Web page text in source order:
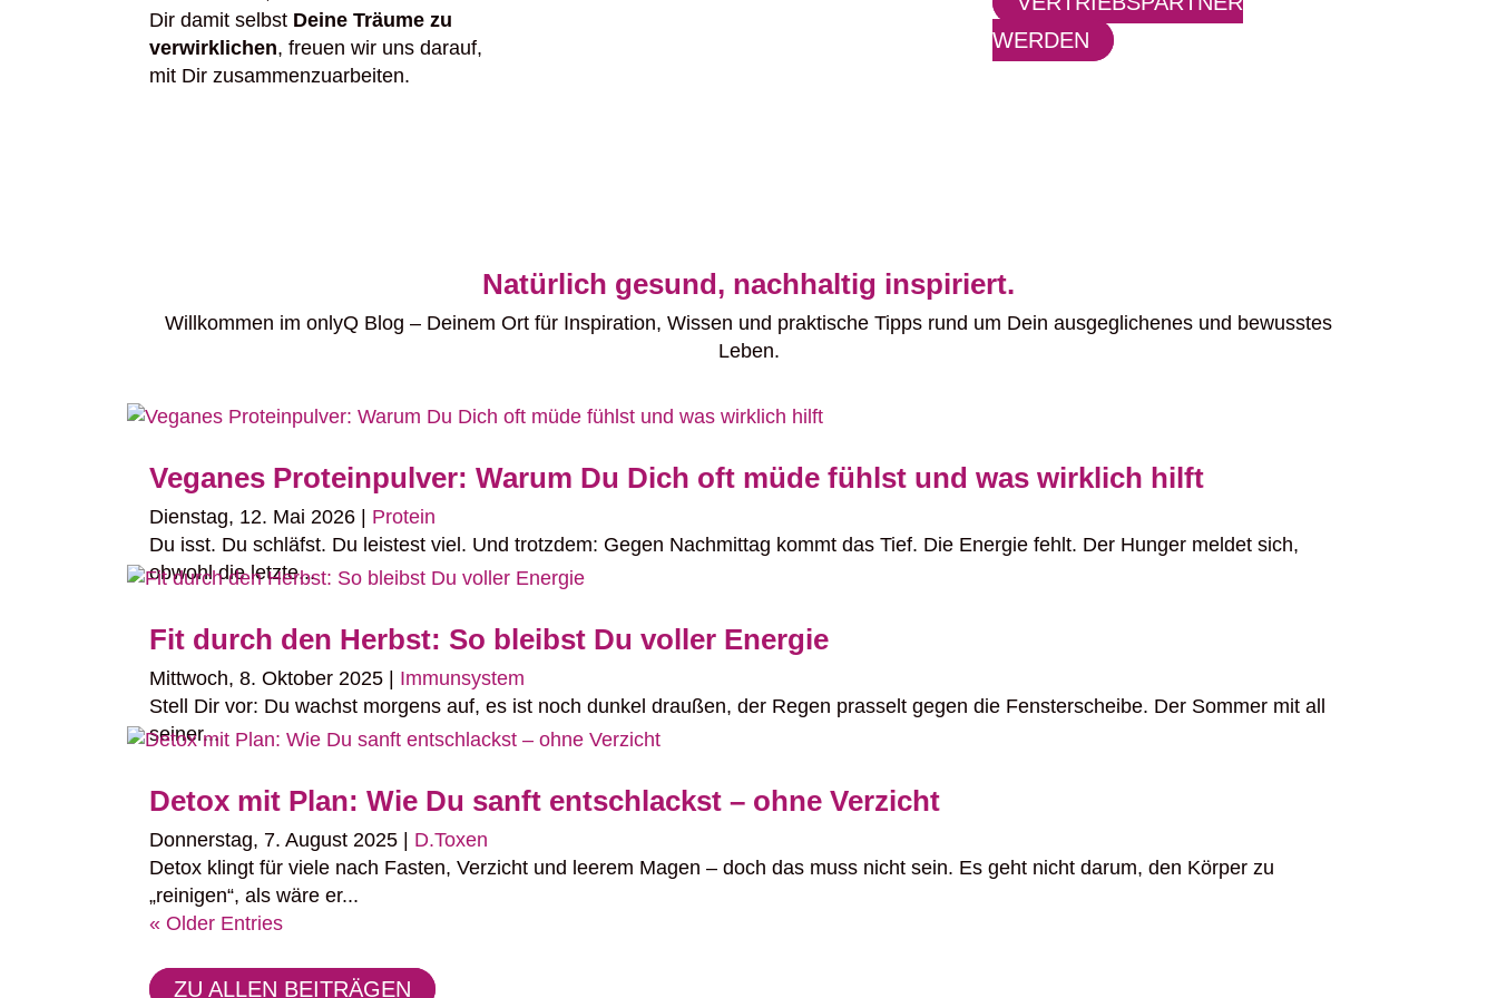
Dir damit selbst Deine Träume zu
verwirklichen, freuen wir uns darauf,
mit Dir zusammenzuarbeiten.
WERDEN
Natürlich gesund, nachhaltig inspiriert.
Willkommen im onlyQ Blog – Deinem Ort für Inspiration, Wissen und praktische Tipps rund um Dein ausgeglichenes und bewusstes
Leben.
Veganes Proteinpulver: Warum Du Dich oft müde fühlst und was wirklich hilft
Dienstag, 12. Mai 2026 | Protein
Du isst. Du schläfst. Du leistest viel. Und trotzdem: Gegen Nachmittag kommt das Tief. Die Energie fehlt. Der Hunger meldet sich,
obwohl die letzte...
Fit durch den Herbst: So bleibst Du voller Energie
Mittwoch, 8. Oktober 2025 | Immunsystem
Stell Dir vor: Du wachst morgens auf, es ist noch dunkel draußen, der Regen prasselt gegen die Fensterscheibe. Der Sommer mit all
seiner...
Detox mit Plan: Wie Du sanft entschlackst – ohne Verzicht
Donnerstag, 7. August 2025 | D.Toxen
Detox klingt für viele nach Fasten, Verzicht und leerem Magen – doch das muss nicht sein. Es geht nicht darum, den Körper zu
„reinigen“, als wäre er...
« Older Entries
ZU ALLEN BEITRÄGEN